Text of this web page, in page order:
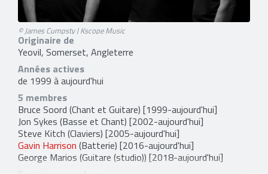
© James Cumpsty | Kscope Music
Originaire de
Yeovil, Somerset, Angleterre
Années actives
de 1999 à aujourd'hui
5 membres
Bruce Soord (Chant et Guitare) [1999-aujourd'hui]
Jon Sykes (Basse et Chant) [2002-aujourd'hui]
Steve Kitch (Claviers) [2005-aujourd'hui]
Gavin Harrison (Batterie) [2016-aujourd'hui]
George Marios (Guitare (studio)) [2018-aujourd'hui]